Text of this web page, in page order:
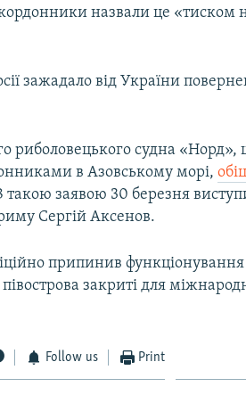
назвали це «тиском
зажадало від України
риболовецького судна «Норд»,
в Азовському морі,
такою заявою 30 березня
Сергій Аксенов.
припинив функціонування
закриті для
Follow us Print